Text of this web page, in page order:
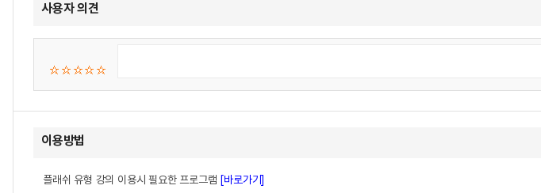
사용자 의견
이용방법
플래쉬 유형 강의 이용시 필요한 프로그램 [바로가기]